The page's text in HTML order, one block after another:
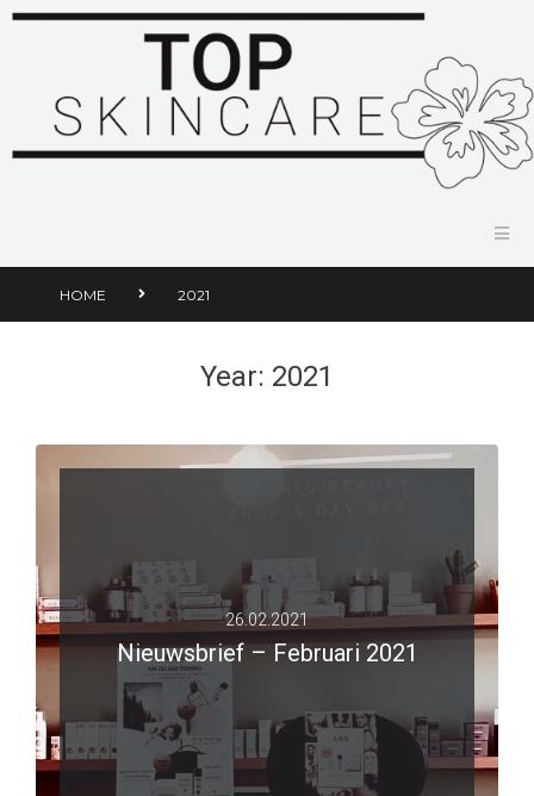
HOME 2021
Year: 2021
26.02.2021
Nieuwsbrief – Februari 2021